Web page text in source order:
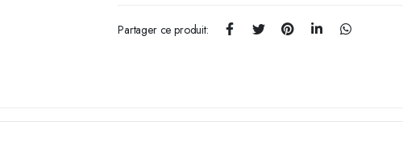
Partager ce produit: